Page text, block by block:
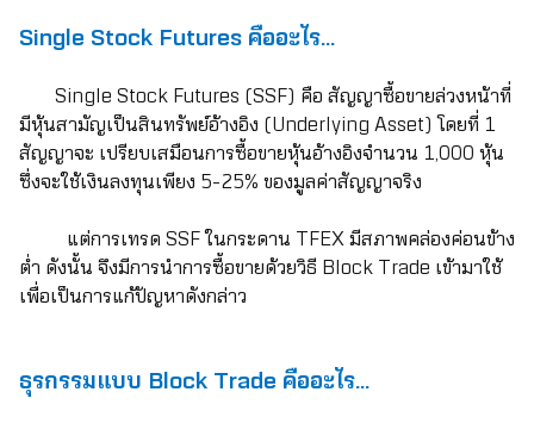
Single Stock Futures คืออะไร…
Single Stock Futures (SSF) คือ สัญญาซื้อขายล่วงหน้าที่
มีหุ้นสามัญเป็นสินทรัพย์อ้างอิง (Underlying Asset) โดยที่ 1
สัญญาจะ เปรียบเสมือนการซื้อขายหุ้นอ้างอิงจำนวน 1,000 หุ้น
ซึ่งจะใช้เงินลงทุนเพียง 5-25% ของมูลค่าสัญญาจริง
แต่การเทรด SSF ในกระดาน TFEX มีสภาพคล่องค่อนข้าง
ต่ำ ดังนั้น จึงมีการนำการซื้อขายด้วยวิธี Block Trade เข้ามาใช้
เพื่อเป็นการแก้ปัญหาดังกล่าว
ธุรกรรมแบบ Block Trade คืออะไร…